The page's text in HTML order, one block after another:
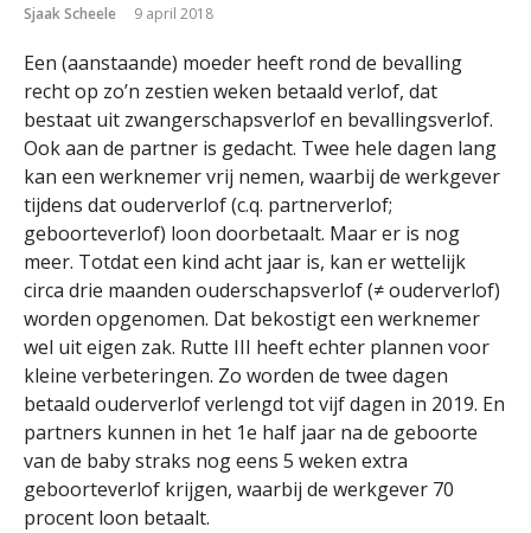
Sjaak Scheele 9 april 2018
Een (aanstaande) moeder heeft rond de bevalling
recht op zo’n zestien weken betaald verlof, dat
bestaat uit zwangerschapsverlof en bevallingsverlof.
Ook aan de partner is gedacht. Twee hele dagen lang
kan een werknemer vrij nemen, waarbij de werkgever
tijdens dat ouderverlof (c.q. partnerverlof;
geboorteverlof) loon doorbetaalt. Maar er is nog
meer. Totdat een kind acht jaar is, kan er wettelijk
circa drie maanden ouderschapsverlof (≠ ouderverlof)
worden opgenomen. Dat bekostigt een werknemer
wel uit eigen zak. Rutte III heeft echter plannen voor
kleine verbeteringen. Zo worden de twee dagen
betaald ouderverlof verlengd tot vijf dagen in 2019. En
partners kunnen in het 1e half jaar na de geboorte
van de baby straks nog eens 5 weken extra
geboorteverlof krijgen, waarbij de werkgever 70
procent loon betaalt.